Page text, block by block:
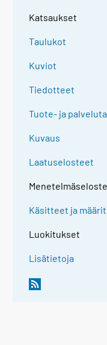
Katsaukset
Taulukot
Kuviot
Tiedotteet
Tuote- ja
Kuvaus
Laatuselosteet
Käsitteet ja
Luokitukset
Lisätietoja